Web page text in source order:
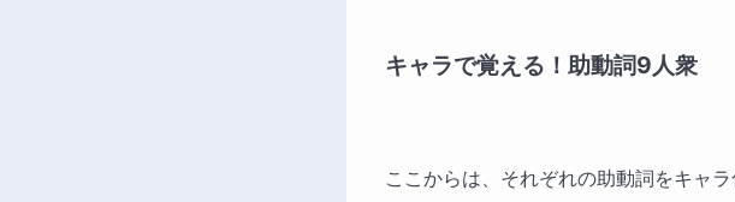
キャラで覚える！助動詞9人衆
ここからは、それぞれの助動詞をキャラ